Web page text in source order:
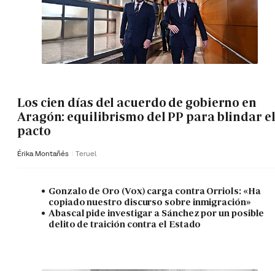
Los cien días del acuerdo de gobierno en
Aragón: equilibrismo del PP para blindar el
pacto
Érika Montañés Teruel
Gonzalo de Oro (Vox) carga contra Orriols: «Ha
copiado nuestro discurso sobre inmigración»
Abascal pide investigar a Sánchez por un posible
delito de traición contra el Estado